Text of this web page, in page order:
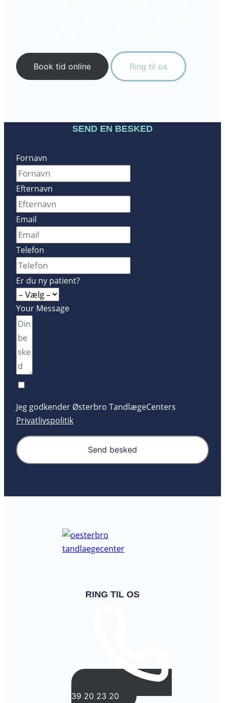
Book tid online Ring til os
SEND EN BESKED
Fornavn
Efternavn
Email
Telefon
Er du ny patient?
Your Message
Jeg godkender Østerbro TandlægeCenters
Privatlivspolitik
Send besked
RING TIL OS
39 20 23 20